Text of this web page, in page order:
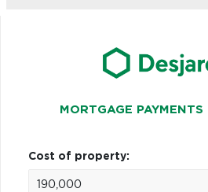
MORTGAGE
Cost of property: